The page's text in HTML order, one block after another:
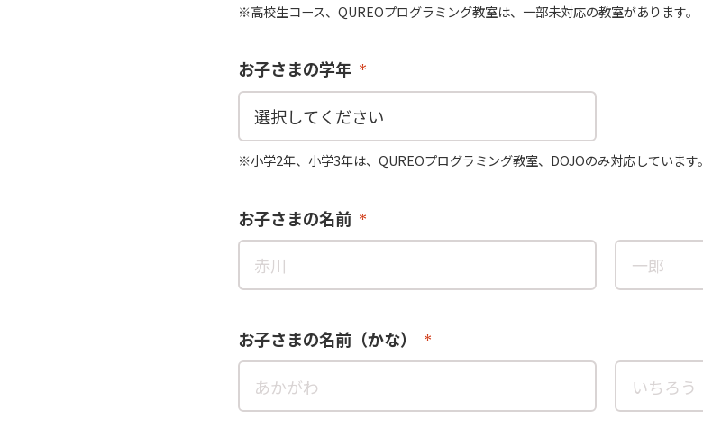
※高校生コース、QUREOプログラミング教室は、一部未対応の教室があります。
お子さまの学年
※小学2年、小学3年は、QUREOプログラミング教室、DOJOのみ対応しています。
お子さまの名前
お子さまの名前（かな）